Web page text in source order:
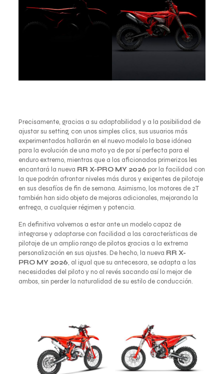
Precisamente, gracias a su adaptabilidad y a la posibilidad de
ajustar su setting, con unos simples clics, sus usuarios más
experimentados hallarán en el nuevo modelo la base idónea
para la evolución de una moto ya de por sí perfecta para el
enduro extremo, mientras que a los aficionados primerizos les
encantará la nueva RR X-PRO MY 2026 por la facilidad con
la que podrán afrontar niveles más duros y exigentes de pilotaje
en sus desafíos de fin de semana. Asimismo, los motores de 2T
también han sido objeto de mejoras adicionales, mejorando la
entrega, a cualquier régimen y potencia.
En definitiva volvemos a estar ante un modelo capaz de
integrarse y adaptarse con facilidad a las características de
pilotaje de un amplio rango de pilotos gracias a la extrema
personalización en sus ajustes. De hecho, la nueva RR X-
PRO MY 2026, al igual que su antecesora, se adapta a las
necesidades del piloto y no al revés sacando así lo mejor de
ambos, sin perder la naturalidad de su estilo de conducción.